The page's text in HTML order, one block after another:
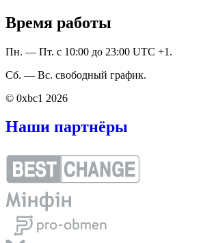
Время работы
Пн. — Пт. с 10:00 до 23:00 UTC +1.
Сб. — Вс. свободный график.
© 0xbc1 2026
Наши партнёры